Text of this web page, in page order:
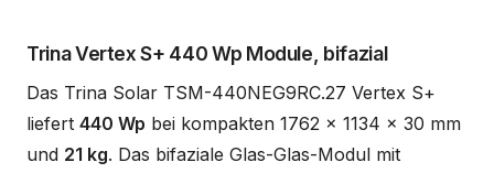
Trina Vertex S+ 440 Wp Module, bifazial
Das Trina Solar TSM-440NEG9RC.27 Vertex S+
liefert 440 Wp bei kompakten 1762 x 1134 x 30 mm
und 21 kg. Das bifaziale Glas-Glas-Modul mit